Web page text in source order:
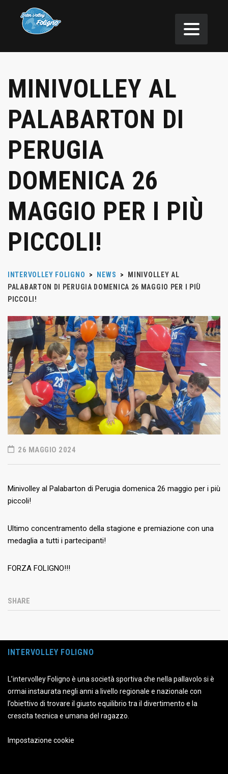
MINIVOLLEY AL
PALABARTON DI
PERUGIA
DOMENICA 26
MAGGIO PER I PIÙ
PICCOLI!
INTERVOLLEY FOLIGNO > NEWS >
MINIVOLLEY AL
PALABARTON DI PERUGIA DOMENICA 26 MAGGIO PER I PIÙ
PICCOLI!
26 MAGGIO 2024
Minivolley al Palabarton di Perugia domenica 26 maggio per i più
piccoli!
Ultimo concentramento della stagione e premiazione con una
medaglia a tutti i partecipanti!
FORZA FOLIGNO!!!
SHARE
INTERVOLLEY FOLIGNO
L’intervolley Foligno è una società sportiva che nella pallavolo si è
ormai instaurata negli anni a livello regionale e nazionale con
l’obiettivo di trovare il giusto equilibrio tra il divertimento e la
crescita tecnica e umana del ragazzo.
Impostazione cookie